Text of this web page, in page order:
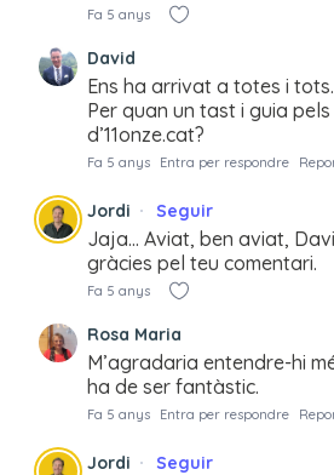
Fa 5 anys
David
Ens ha arrivat a totes i tots.
Per quan un tast i guia
d’11onze.cat?
Fa 5 anys Entra per respondre
Jordi Seguir
Jaja… Aviat, ben aviat,
gràcies pel teu comentari.
Fa 5 anys
Rosa Maria
M’agradaria entendre-hi
ha de ser fantàstic.
Fa 5 anys Entra per respondre
Jordi Seguir